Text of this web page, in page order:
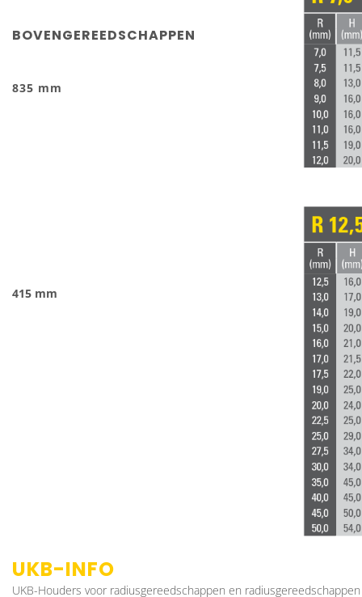
BOVENGEREEDSCHAPPEN
835 mm
415 mm
UKB-INFO
UKB-Houders voor radiusgereedschappen en radiusgereedschappen